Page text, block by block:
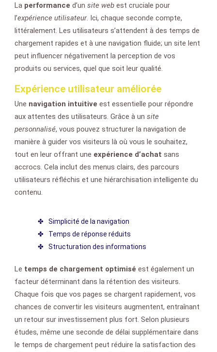
La performance d’un site web est cruciale pour
l’expérience utilisateur. Ici, chaque seconde compte,
littéralement. Les utilisateurs s’attendent à des temps de
chargement rapides et à une navigation fluide; un site lent
peut influencer négativement la perception de vos
produits ou services, quel que soit leur qualité.
Expérience utilisateur améliorée
Une navigation intuitive est essentielle pour répondre
aux attentes des utilisateurs. Grâce à un site
personnalisé, vous pouvez structurer la navigation de
manière à guider vos visiteurs là où vous le souhaitez,
tout en leur offrant une expérience d’achat sans
accrocs. Cela inclut des menus clairs, des parcours
utilisateurs réfléchis et une hiérarchisation intelligente du
contenu.
Simplicité de la navigation
Temps de réponse réduits
Structuration des informations
Le temps de chargement optimisé est également un
facteur déterminant dans la rétention des visiteurs.
Chaque fois que vos pages se chargent rapidement, vos
chances de convertir les visiteurs augmentent, entraînant
un retour sur investissement plus fort. Selon plusieurs
études, même une seconde de délai supplémentaire dans
le temps de chargement peut réduire la satisfaction des